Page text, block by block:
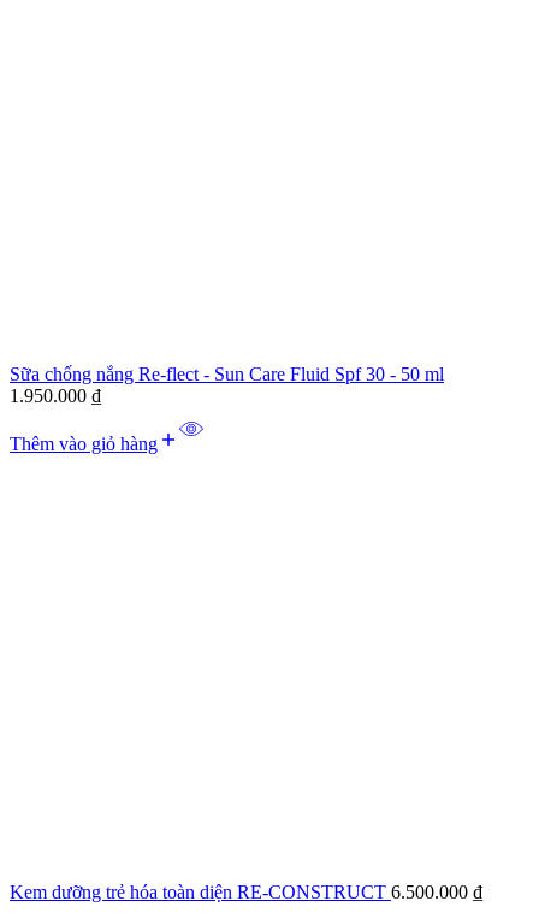
Sữa chống nắng Re-flect - Sun Care Fluid Spf 30 - 50 ml
1.950.000 ₫
Thêm vào giỏ hàng
Kem dưỡng trẻ hóa toàn diện RE-CONSTRUCT 6.500.000 ₫